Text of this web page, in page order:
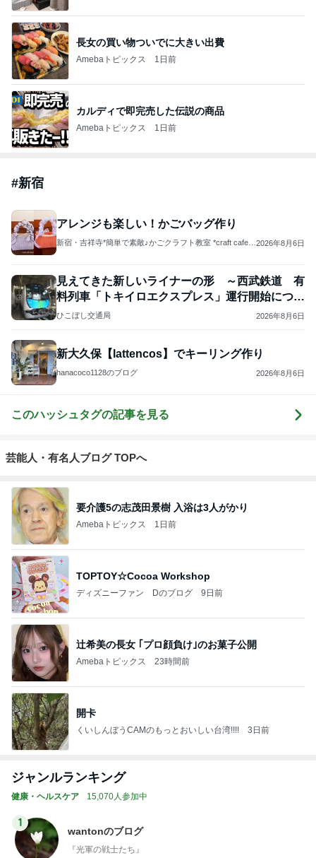
長女の買い物ついでに大きい出費
Amebaトピックス 1日前
カルディで即完売した伝説の商品
Amebaトピックス 1日前
#新宿
アレンジも楽しい！かごバッグ作り
新宿・吉祥寺*簡単で素敵♪かごクラフト教室 *craft cafe c
2026年8月6日
見えてきた新しいライナーの形 ～西武鉄道 有
料列車「トキイロエクスプレス」運行開始につい
て～
ひこぼし交通局 2026年8月6日
新大久保【lattencos】でキーリング作り
hanacoco1128のブログ 2026年8月6日
このハッシュタグの記事を見る
芸能人・有名人ブログ TOPへ
要介護5の志茂田景樹 入浴は3人がかり
Amebaトピックス 1日前
TOPTOY☆Cocoa Workshop
ディズニーファン Dのブログ 9日前
辻希美の長女 ｢プロ顔負け｣のお菓子公開
Amebaトピックス 23時間前
開卡
くいしんぼうCAMのもっとおいしい台湾!!!! 3日前
ジャンルランキング
健康・ヘルスケア 15,070人参加中
1
wantonのブログ
『光軍の戦士たち』